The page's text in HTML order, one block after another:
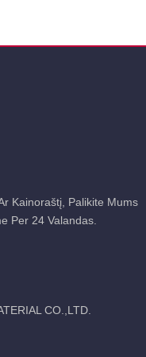
Kainoraštį, Palikite Mums
Per 24 Valandas.
CO.,LTD.